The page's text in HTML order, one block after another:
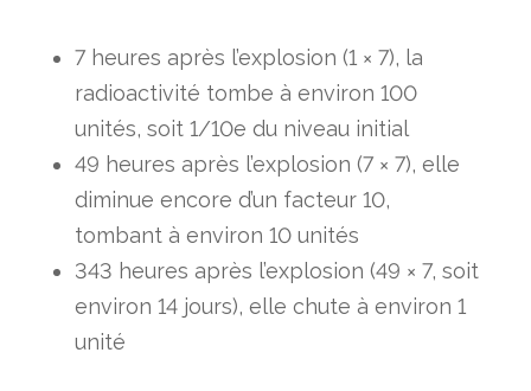
7 heures après l’explosion (1 × 7), la
radioactivité tombe à environ 100
unités, soit 1/10e du niveau initial
49 heures après l’explosion (7 × 7), elle
diminue encore d’un facteur 10,
tombant à environ 10 unités
343 heures après l’explosion (49 × 7, soit
environ 14 jours), elle chute à environ 1
unité